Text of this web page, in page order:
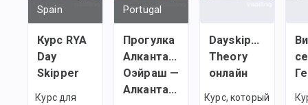
Spain
Курс RYA
Day
Skipper
Курс для
Portugal
Прогулка
Алкантара —
Оэйраш —
Алкантара
Dayskipper
Theory
онлайн
Курс, который